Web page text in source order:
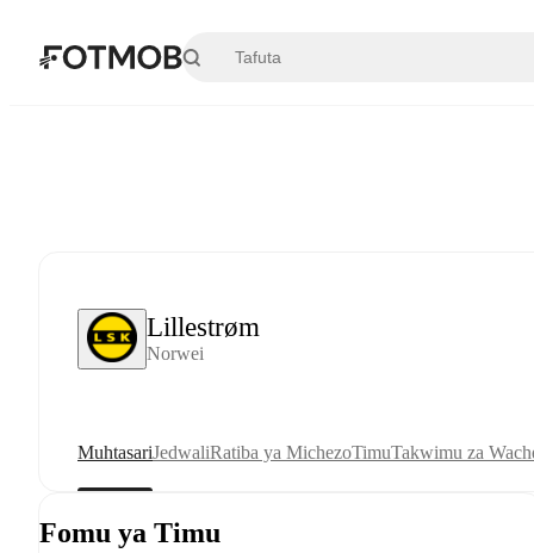
Lillestrøm
Norwei
MuhtasariJedwaliRatiba ya MichezoTimuTakwimu za
Fomu ya Timu